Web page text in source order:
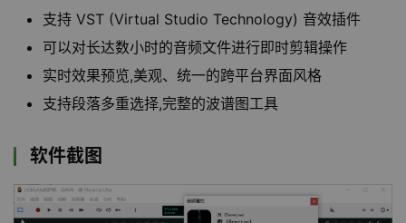
支持 VST (Virtual Studio Technology) 音效插件
可以对长达数小时的音频文件进行即时剪辑操作
实时效果预览,美观、统一的跨平台界面风格
支持段落多重选择,完整的波谱图工具
软件截图